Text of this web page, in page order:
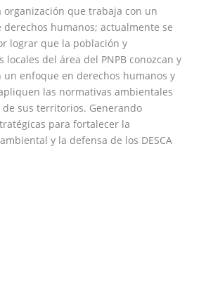
organización que trabaja con un
derechos humanos; actualmente se
lograr que la población y
locales del área del PNPB conozcan y
un enfoque en derechos humanos y
las normativas ambientales
de sus territorios. Generando
para fortalecer la
y la defensa de los DESCA